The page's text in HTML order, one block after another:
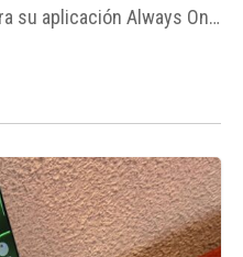
su aplicación Always On
visuales en la pantalla